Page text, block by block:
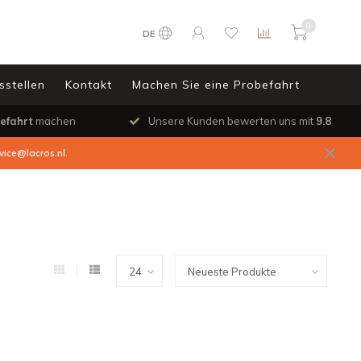
DE
0
Kontakt Machen Sie eine Probefahrt
machen Unsere Kunden bewerten uns mit 9.8
.